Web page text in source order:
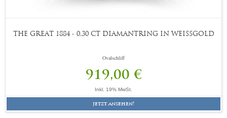
THE GREAT 1884 - 0,30 CT DIAMANTRING IN WEISSGOLD
Ovalschliff
919,00 €
Inkl. 19% MwSt.
jetzt ansehen!